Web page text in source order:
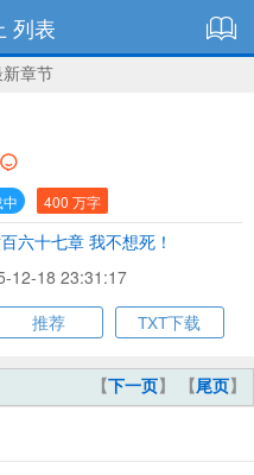
列表
章节
400 万字
六十七章 我不想死！
12-18 23:31:17
推荐 TXT下载
【下一页】 【尾页】